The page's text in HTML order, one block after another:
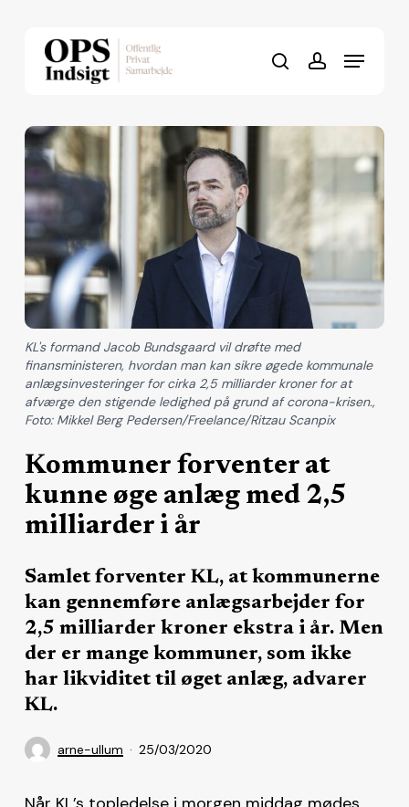
searchaccount
Menu
Kommuner forventer at
kunne øge anlæg med 2,5
milliarder i år
Samlet forventer KL, at kommunerne
kan gennemføre anlægsarbejder for
2,5 milliarder kroner ekstra i år. Men
der er mange kommuner, som ikke
har likviditet til øget anlæg, advarer
KL.
arne-ullum 25/03/2020
KL's formand Jacob Bundsgaard vil drøfte med
finansministeren, hvordan man kan sikre øgede kommunale
anlægsinvesteringer for cirka 2,5 milliarder kroner for at
afværge den stigende ledighed på grund af corona-krisen.,
Foto: Mikkel Berg Pedersen/Freelance/Ritzau Scanpix
Close